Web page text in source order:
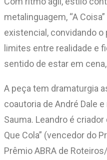
metalinguagem, “A
existencial, convidando
limites entre realidade e
sentido de estar em
A peça tem dramaturgia
coautoria de André Dale
Sauma. Leandro é
Que Cola” (vencedor do
Prêmio ABRA de